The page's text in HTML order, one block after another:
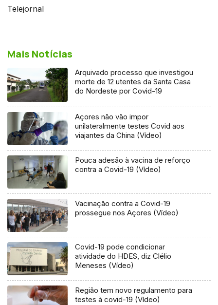
Telejornal
Mais Notícias
Arquivado processo que investigou
morte de 12 utentes da Santa Casa
do Nordeste por Covid-19
Açores não vão impor
unilateralmente testes Covid aos
viajantes da China (Vídeo)
Pouca adesão à vacina de reforço
contra a Covid-19 (Vídeo)
Vacinação contra a Covid-19
prossegue nos Açores (Vídeo)
Covid-19 pode condicionar
atividade do HDES, diz Clélio
Meneses (Vídeo)
Região tem novo regulamento para
testes à covid-19 (Vídeo)